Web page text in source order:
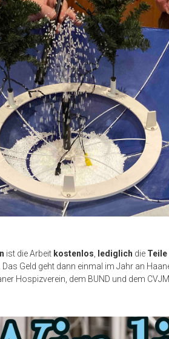
ist die Arbeit kostenlos lediglich die Teile
. Das Geld geht dann einmal im Jahr an
Hospizverein, dem BUND und dem